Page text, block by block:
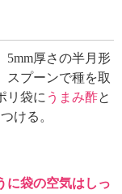
5mm厚さの半月形
スプーンで種を取
リ袋に うまみ酢と
ける。
に袋の空気はしっ